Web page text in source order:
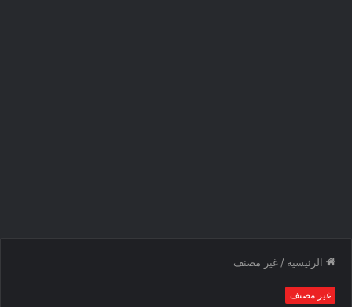
الرئيسية / غير مصنف
غير مصنف